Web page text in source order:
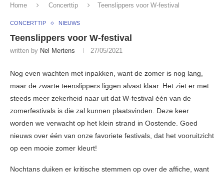
Home Concerttip Teenslippers voor W-festival
CONCERTTIP NIEUWS
Teenslippers voor W-festival
written by Nel Mertens 27/05/2021
Nog even wachten met inpakken, want de zomer is nog lang,
maar de zwarte teenslippers liggen alvast klaar. Het ziet er met
steeds meer zekerheid naar uit dat W-festival één van de
zomerfestivals is die zal kunnen plaatsvinden. Deze keer
worden we verwacht op het klein strand in Oostende. Goed
nieuws over één van onze favoriete festivals, dat het vooruitzicht
op een mooie zomer kleurt!
Nochtans duiken er kritische stemmen op over de affiche, want